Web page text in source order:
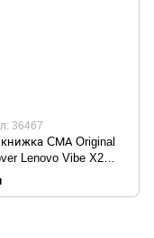
36467
CМА Original
Lenovo Vibe X2